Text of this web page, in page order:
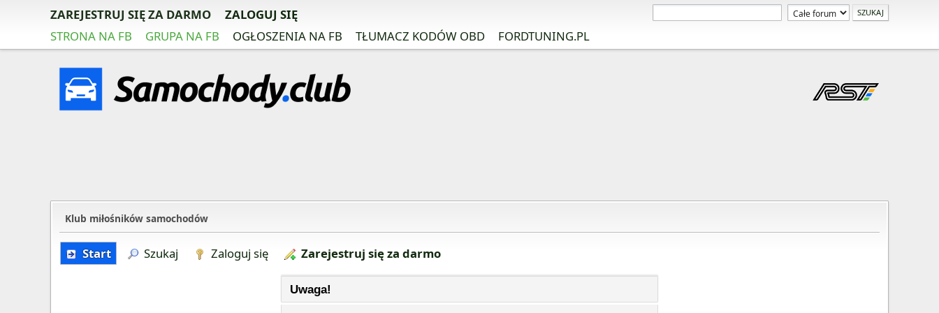
ZAREJESTRUJ SIĘ ZA DARMO
ZALOGUJ SIĘ
STRONA NA FB
GRUPA NA FB OGŁOSZENIA NA FB TŁUMACZ KODÓW OBD FORDTUNING.PL
Klub miłośników samochodów
Start Szukaj Zaloguj się Zarejestruj się za darmo
Uwaga!